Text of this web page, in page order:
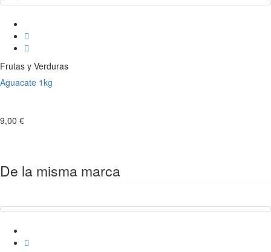
Frutas y Verduras
Aguacate 1kg
9,00 €
De la misma marca